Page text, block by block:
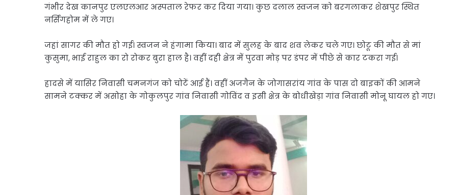
गंभीर देख कानपुर एलएलआर अस्पताल रेफर कर दिया गया। कुछ दलाल स्वजन को बरगलाकर शेखपुर स्थित
नर्सिंगहोम में ले गए।
जहां सागर की मौत हो गई। स्वजन ने हंगामा किया। बाद में सुलह के बाद शव लेकर चले गए। छोटू की मौत से मां
कुसुमा, भाई राहुल का रो रोकर बुरा हाल है। वहीं दही क्षेत्र में पुरवा मोड़ पर डंपर में पीछे से कार टकरा गई।
हादसे में यासिर निवासी चमनगंज को चोटें आई हैं। वहीं अजगैन के जोगासरांय गांव के पास दो बाइकों की आमने
सामने टक्कर में असोहा के गोकुलपुर गांव निवासी गोविंद व इसी क्षेत्र के बोधीखेड़ा गांव निवासी मोनू घायल हो गए।